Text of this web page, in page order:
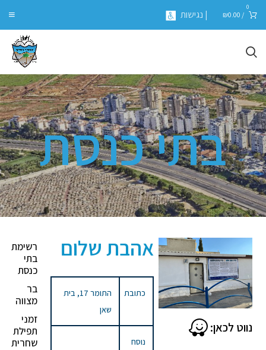
0
/
₪0.00 | נגישות
בתי כנסת
רשימת
בתי
כנסת
בר
מצווה
זמני
תפילת
שחרית
נווט לכאן:
אהבת שלום
כתובת
התומר 17, בית
שאן
נוסח